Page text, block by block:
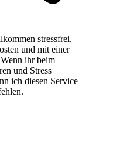
stressfrei,
und mit einer
ihr beim
und Stress
ich diesen Service